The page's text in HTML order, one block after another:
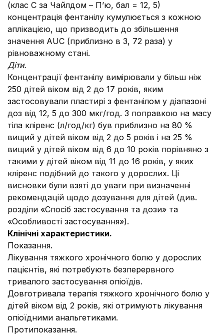
(клас С за Чайлдом – П’ю, бал = 12, 5)
концентрація фентанілу кумулюється з кожною
аплікацією, що призводить до збільшення
значення AUC (приблизно в 3, 72 раза) у
рівноважному стані.
Діти.
Концентрації фентанілу вимірювали у більш ніж
250 дітей віком від 2 до 17 років, яким
застосовували пластирі з фентанілом у діапазоні
доз від 12, 5 до 300 мкг/год. З поправкою на масу
тіла кліренс (л/год/кг) був приблизно на 80 %
вищий у дітей віком від 2 до 5 років і на 25 %
вищий у дітей віком від 6 до 10 років порівняно з
такими у дітей віком від 11 до 16 років, у яких
кліренс подібний до такого у дорослих. Ці
висновки були взяті до уваги при визначенні
рекомендацій щодо дозування для дітей (див.
розділи «Спосіб застосування та дози» та
«Особливості застосування»).
Клінічні характеристики.
Показання.
Лікування тяжкого хронічного болю у дорослих
пацієнтів, які потребують безперервного
тривалого застосування опіоїдів.
Довготривала терапія тяжкого хронічного болю у
дітей віком від 2 років, які отримують лікування
опіоїдними анальгетиками.
Протипоказання.